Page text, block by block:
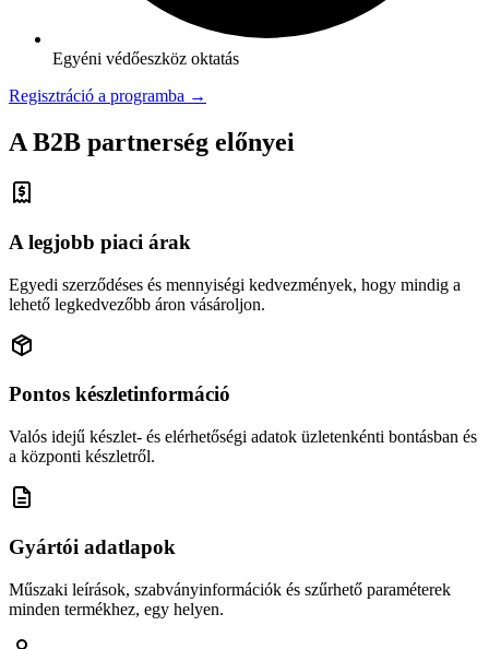
Egyéni védőeszköz oktatás
Regisztráció a programba →
A B2B partnerség előnyei
A legjobb piaci árak
Egyedi szerződéses és mennyiségi kedvezmények, hogy mindig a
lehető legkedvezőbb áron vásároljon.
Pontos készletinformáció
Valós idejű készlet- és elérhetőségi adatok üzletenkénti bontásban és
a központi készletről.
Gyártói adatlapok
Műszaki leírások, szabványinformációk és szűrhető paraméterek
minden termékhez, egy helyen.